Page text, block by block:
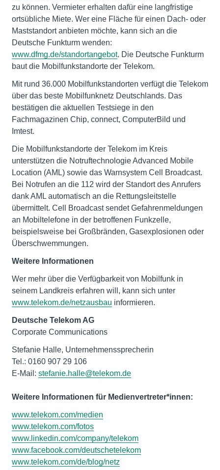
zu können. Vermieter erhalten dafür eine langfristige
ortsübliche Miete. Wer eine Fläche für einen Dach- oder
Maststandort anbieten möchte, kann sich an die
Deutsche Funkturm wenden:
www.dfmg.de/standortangebot. Die Deutsche Funkturm
baut die Mobilfunkstandorte der Telekom.
Mit rund 36.000 Mobilfunkstandorten verfügt die Telekom
über das beste Mobilfunknetz Deutschlands. Das
bestätigen die aktuellen Testsiege in den
Fachmagazinen Chip, connect, ComputerBild und
Imtest.
Die Mobilfunkstandorte der Telekom im Kreis
unterstützen die Notruftechnologie Advanced Mobile
Location (AML) sowie das Warnsystem Cell Broadcast.
Bei Notrufen an die 112 wird der Standort des Anrufers
dank AML automatisch an die Rettungsleitstelle
übermittelt. Cell Broadcast sendet Gefahrenmeldungen
an Mobiltelefone in der betroffenen Funkzelle,
beispielsweise bei Großbränden, Gasexplosionen oder
Überschwemmungen.
Weitere Informationen
Wer mehr über die Verfügbarkeit von Mobilfunk in
seinem Landkreis erfahren will, kann sich unter
www.telekom.de/netzausbau informieren.
Deutsche Telekom AG
Corporate Communications
Stefanie Halle, Unternehmenssprecherin
Tel.: 0160 907 29 106
E-Mail: stefanie.halle@telekom.de
Weitere Informationen für Medienvertreter*innen:
www.telekom.com/medien
www.telekom.com/fotos
www.linkedin.com/company/telekom
www.facebook.com/deutschetelekom
www.telekom.com/de/blog/netz